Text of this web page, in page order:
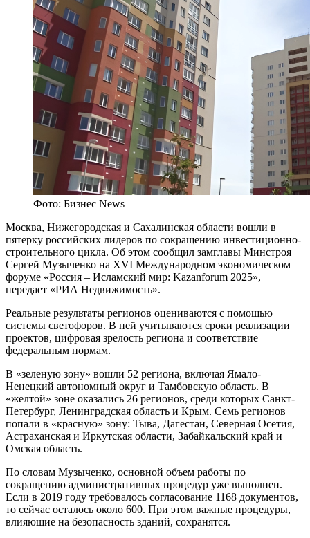
Фото: Бизнес News
Москва, Нижегородская и Сахалинская области вошли в
пятерку российских лидеров по сокращению инвестиционно-
строительного цикла. Об этом сообщил замглавы Минстроя
Сергей Музыченко на XVI Международном экономическом
форуме «Россия – Исламский мир: Kazanforum 2025»,
передает «РИА Недвижимость».
Реальные результаты регионов оцениваются с помощью
системы светофоров. В ней учитываются сроки реализации
проектов, цифровая зрелость региона и соответствие
федеральным нормам.
В «зеленую зону» вошли 52 региона, включая Ямало-
Ненецкий автономный округ и Тамбовскую область. В
«желтой» зоне оказались 26 регионов, среди которых Санкт-
Петербург, Ленинградская область и Крым. Семь регионов
попали в «красную» зону: Тыва, Дагестан, Северная Осетия,
Астраханская и Иркутская области, Забайкальский край и
Омская область.
По словам Музыченко, основной объем работы по
сокращению административных процедур уже выполнен.
Если в 2019 году требовалось согласование 1168 документов,
то сейчас осталось около 600. При этом важные процедуры,
влияющие на безопасность зданий, сохранятся.